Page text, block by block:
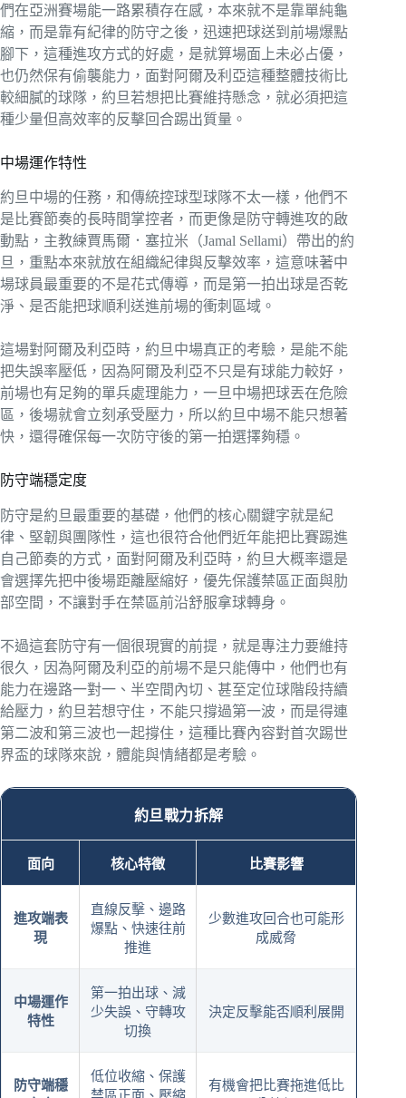
們在亞洲賽場能一路累積存在感，本來就不是靠單純龜
縮，而是靠有紀律的防守之後，迅速把球送到前場爆點
腳下，這種進攻方式的好處，是就算場面上未必占優，
也仍然保有偷襲能力，面對阿爾及利亞這種整體技術比
較細膩的球隊，約旦若想把比賽維持懸念，就必須把這
種少量但高效率的反擊回合踢出質量。
中場運作特性
約旦中場的任務，和傳統控球型球隊不太一樣，他們不
是比賽節奏的長時間掌控者，而更像是防守轉進攻的啟
動點，主教練賈馬爾．塞拉米（Jamal Sellami）帶出的約
旦，重點本來就放在組織紀律與反擊效率，這意味著中
場球員最重要的不是花式傳導，而是第一拍出球是否乾
淨、是否能把球順利送進前場的衝刺區域。
這場對阿爾及利亞時，約旦中場真正的考驗，是能不能
把失誤率壓低，因為阿爾及利亞不只是有球能力較好，
前場也有足夠的單兵處理能力，一旦中場把球丟在危險
區，後場就會立刻承受壓力，所以約旦中場不能只想著
快，還得確保每一次防守後的第一拍選擇夠穩。
防守端穩定度
防守是約旦最重要的基礎，他們的核心關鍵字就是紀
律、堅韌與團隊性，這也很符合他們近年能把比賽踢進
自己節奏的方式，面對阿爾及利亞時，約旦大概率還是
會選擇先把中後場距離壓縮好，優先保護禁區正面與肋
部空間，不讓對手在禁區前沿舒服拿球轉身。
不過這套防守有一個很現實的前提，就是專注力要維持
很久，因為阿爾及利亞的前場不是只能傳中，他們也有
能力在邊路一對一、半空間內切、甚至定位球階段持續
給壓力，約旦若想守住，不能只撐過第一波，而是得連
第二波和第三波也一起撐住，這種比賽內容對首次踢世
界盃的球隊來說，體能與情緒都是考驗。
約旦戰力拆解
面向 核心特徵 比賽影響
進攻端表
現
直線反擊、邊路
爆點、快速往前
推進
少數進攻回合也可能形
成威脅
中場運作
特性
第一拍出球、減
少失誤、守轉攻
切換
決定反擊能否順利展開
防守端穩
低位收縮、保護
有機會把比賽拖進低比